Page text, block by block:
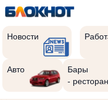
Новости
Авто
Бары
-